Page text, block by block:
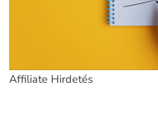
Affiliate Hirdetés